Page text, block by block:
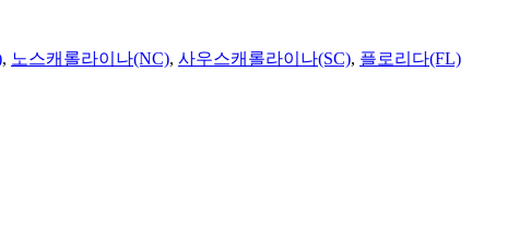
, 노스캐롤라이나(NC), 사우스캐롤라이나(SC), 플로리다(FL)